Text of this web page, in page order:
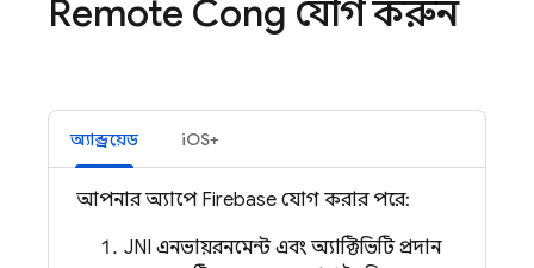
Remote Config যোগ করুন
অ্যান্ড্রয়েড iOS+
আপনার অ্যাপে Firebase যোগ করার পরে:
JNI এনভায়রনমেন্ট এবং অ্যাক্টিভিটি প্রদান